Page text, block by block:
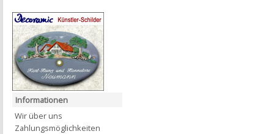
Informationen
Wir über uns
Zahlungsmöglichkeiten